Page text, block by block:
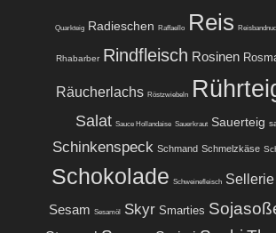
Quarkteig Radieschen Raffaello Reis
Rhabarber Rindfleisch Rosinen
Räucherlachs Röstzwiebeln
Salat Sauce Hollandaise Sauerkraut Sauerteig
Schinkenspeck Schmand Schmelzkäse
Schokolade Schweinefleisch Sellerie
Sesam Sesamöl Skyr Smarties